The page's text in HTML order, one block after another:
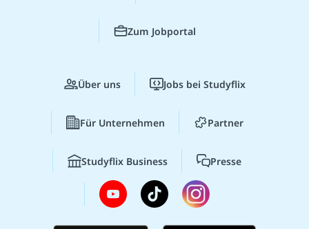
Zum Jobportal
Über uns Jobs bei Studyflix
Für Unternehmen Partner
Studyflix Business Presse